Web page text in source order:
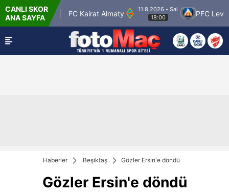
CANLI SKOR
ANA SAYFA
Petrolspor FC Kairat Almaty
11.8.2026 - Sal
18:00
PFC Levski
Haberler Beşiktaş Gözler Ersin'e döndü
Gözler Ersin'e döndü